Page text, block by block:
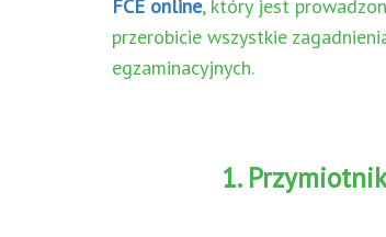
FCE online, który jest
przerobicie wszystkie
egzaminacyjnych.
1.